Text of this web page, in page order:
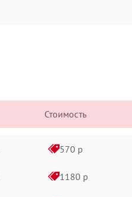
Стоимость
570 р
1180 р